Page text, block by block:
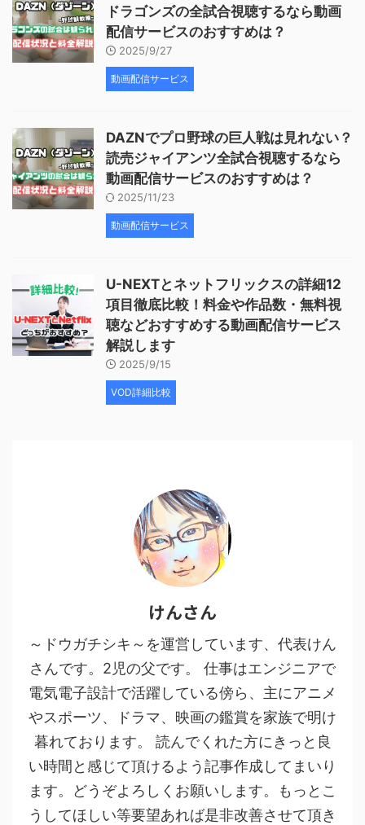
ドラゴンズの全試合視聴するなら動画
配信サービスのおすすめは？
2025/9/27
動画配信サービス
DAZNでプロ野球の巨人戦は見れない？
読売ジャイアンツ全試合視聴するなら
動画配信サービスのおすすめは？
2025/11/23
動画配信サービス
U-NEXTとネットフリックスの詳細12
項目徹底比較！料金や作品数・無料視
聴などおすすめする動画配信サービス
解説します
2025/9/15
VOD詳細比較
けんさん
～ドウガチシキ～を運営しています、代表けん
さんです。2児の父です。 仕事はエンジニアで
電気電子設計で活躍している傍ら、主にアニメ
やスポーツ、ドラマ、映画の鑑賞を家族で明け
暮れております。 読んでくれた方にきっと良
い時間と感じて頂けるよう記事作成してまいり
ます。どうぞよろしくお願いします。もっとこ
うしてほしい等要望あれば是非改善させて頂き